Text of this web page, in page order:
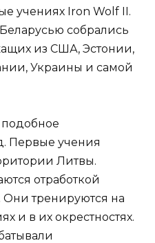
учениях Iron Wolf II.
собрались
из США, Эстонии,
Украины и самой
Первые учения
Литвы.
отработкой
Они тренируются на
и в их окрестностях.